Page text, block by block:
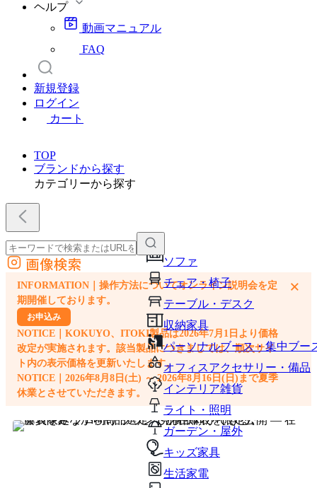
ヘルプ
動画マニュアル
FAQ
新規登録
ログイン
カート
TOP
ブランドから探す
カテゴリーから探す
ソファ
チェア・椅子
テーブル・デスク
収納家具
パーソナルブース・集中ブー
オフィスアクセサリー・備品
インテリア雑貨
ライト・照明
ガーデン・屋外
キッズ家具
生活家電
外部サイトの商品をカートに追加
他のサイトで見つけた商品ページのURLを貼り付けて、カートに追加できます
画像検索
INFORMATION｜操作方法についてオンライン説明会を定
期開催しております。
お申込み
NOTICE｜KOKUYO、ITOKI製品は2026年7月1日より価格
改定が実施されます。該当製品につきましては、順次サイ
ト内の表示価格を更新いたします。
NOTICE｜2026年8月8日(土) ～ 2026年8月16日(日)まで夏季
休業とさせていただきます。
×